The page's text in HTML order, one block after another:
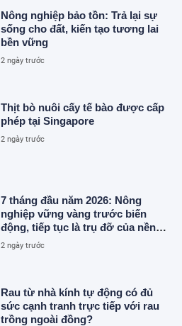
Nông nghiệp bảo tồn: Trả lại sự
sống cho đất, kiến tạo tương lai
bền vững
2 ngày trước
Thịt bò nuôi cấy tế bào được cấp
phép tại Singapore
2 ngày trước
7 tháng đầu năm 2026: Nông
nghiệp vững vàng trước biến
động, tiếp tục là trụ đỡ của nền
kinh tế
2 ngày trước
Rau từ nhà kính tự động có đủ
sức cạnh tranh trực tiếp với rau
trồng ngoài đồng?